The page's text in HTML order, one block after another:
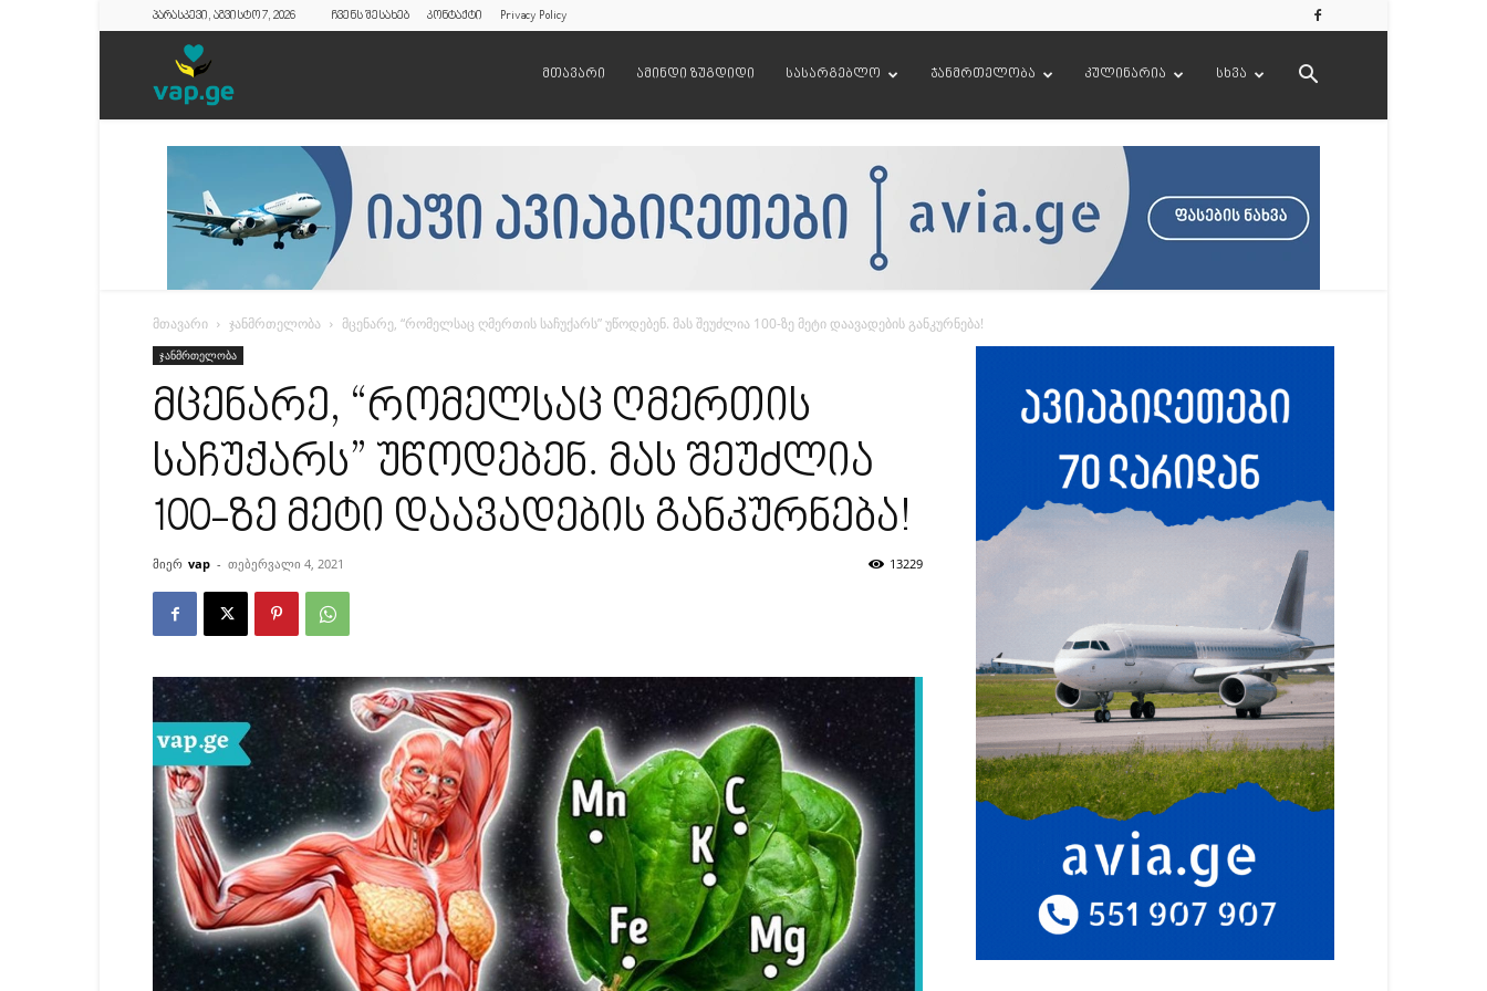
პარასკევი, აგვისტო 7, 2026 ჩვენს შესახებ კონტაქტი Privacy Policy
მთავარი ამინდი ზუგდიდი სასარგებლო ჯანმრთელობა კულინარია სხვა
მთავარი ჯანმრთელობა მცენარე, “რომელსაც ღმერთის საჩუქარს” უწოდებენ. მას შეუძლია 100-ზე მეტი დაავადების განკურნება!
ჯანმრთელობა
მცენარე, “რომელსაც ღმერთის
საჩუქარს” უწოდებენ. მას შეუძლია
100-ზე მეტი დაავადების განკურნება!
მიერ vap - თებერვალი 4, 2021 13229